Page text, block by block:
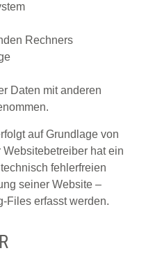
Rechners
Daten mit anderen
auf Grundlage von
Websitebetreiber hat ein
fehlerfreien
seiner Website –
Files erfasst werden.